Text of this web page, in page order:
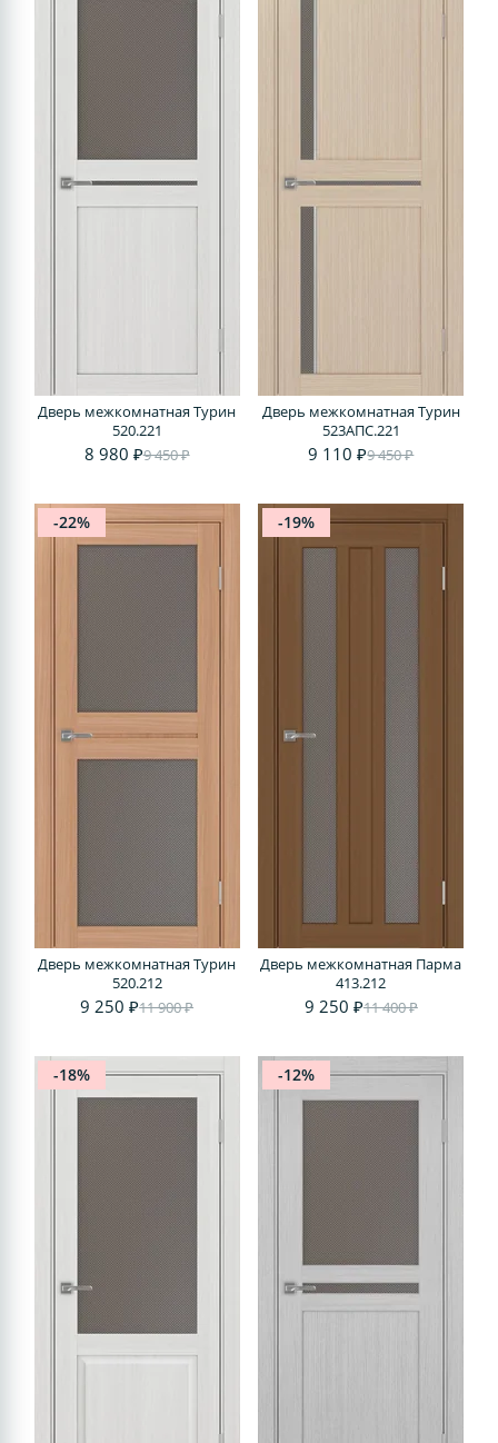
Дверь межкомнатная Турин
520.221
8 980 ₽9 450 ₽
Дверь межкомнатная Турин
523АПС.221
9 110 ₽9 450 ₽
-22%
Дверь межкомнатная Турин
520.212
9 250 ₽11 900 ₽
-19%
Дверь межкомнатная Парма
413.212
9 250 ₽11 400 ₽
-18% -12%